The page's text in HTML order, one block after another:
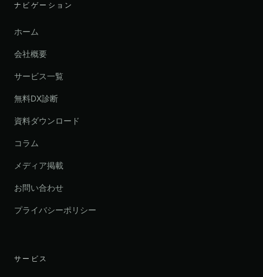
ナビゲーション
ホーム
会社概要
サービス一覧
無料DX診断
資料ダウンロード
コラム
メディア掲載
お問い合わせ
プライバシーポリシー
サービス